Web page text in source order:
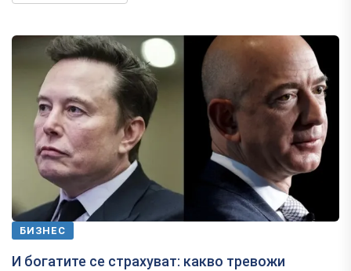
БИЗНЕС
И богатите се страхуват: какво тревожи